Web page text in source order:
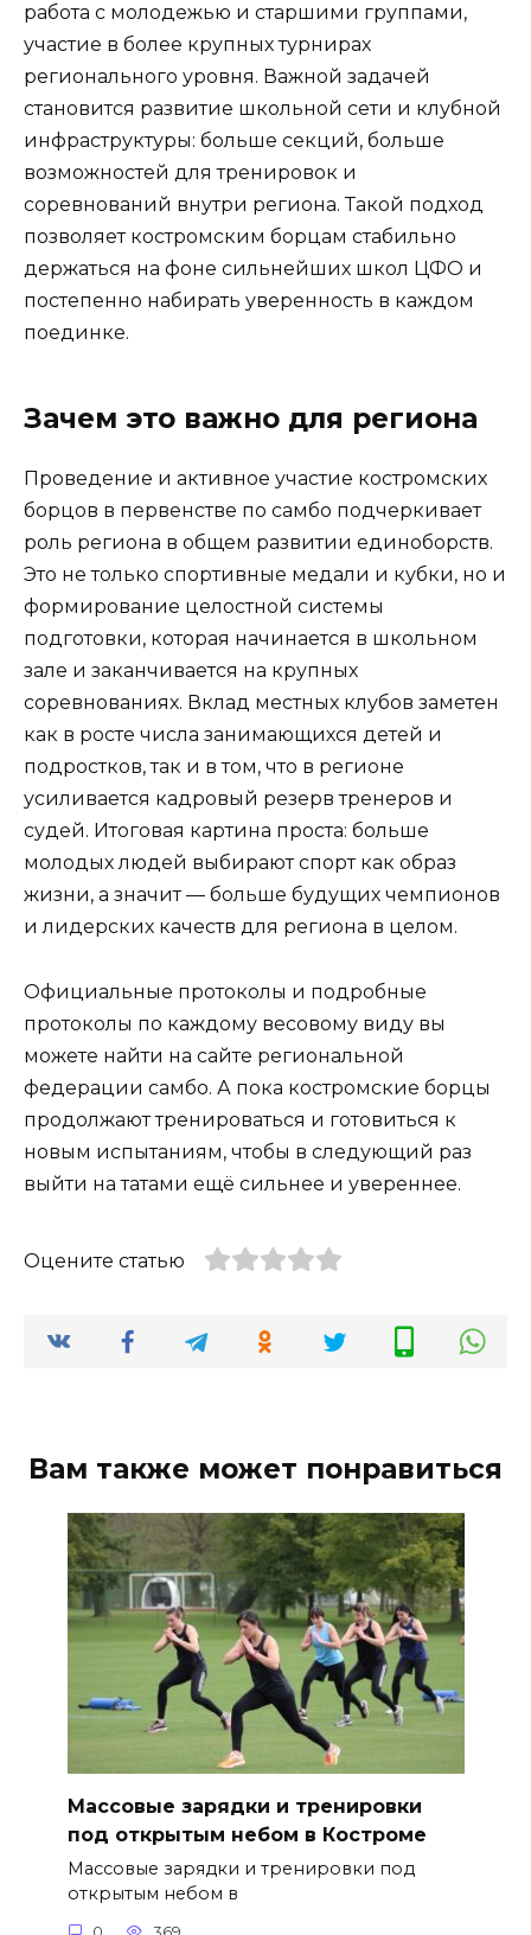
работа с молодежью и старшими группами,
участие в более крупных турнирах
регионального уровня. Важной задачей
становится развитие школьной сети и клубной
инфраструктуры: больше секций, больше
возможностей для тренировок и
соревнований внутри региона. Такой подход
позволяет костромским борцам стабильно
держаться на фоне сильнейших школ ЦФО и
постепенно набирать уверенность в каждом
поединке.
Зачем это важно для региона
Проведение и активное участие костромских
борцов в первенстве по самбо подчеркивает
роль региона в общем развитии единоборств.
Это не только спортивные медали и кубки, но и
формирование целостной системы
подготовки, которая начинается в школьном
зале и заканчивается на крупных
соревнованиях. Вклад местных клубов заметен
как в росте числа занимающихся детей и
подростков, так и в том, что в регионе
усиливается кадровый резерв тренеров и
судей. Итоговая картина проста: больше
молодых людей выбирают спорт как образ
жизни, а значит — больше будущих чемпионов
и лидерских качеств для региона в целом.
Официальные протоколы и подробные
протоколы по каждому весовому виду вы
можете найти на сайте региональной
федерации самбо. А пока костромские борцы
продолжают тренироваться и готовиться к
новым испытаниям, чтобы в следующий раз
выйти на татами ещё сильнее и увереннее.
Оцените статью
Вам также может понравиться
Массовые зарядки и тренировки
под открытым небом в Костроме
Массовые зарядки и тренировки под
открытым небом в